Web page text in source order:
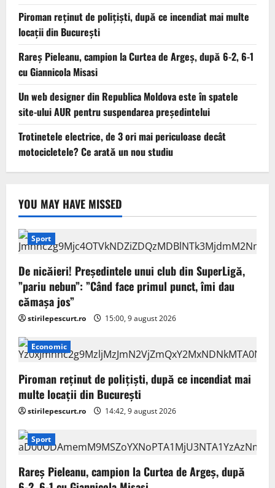
Piroman reţinut de poliţişti, după ce incendiat mai multe
locaţii din București
Rareș Pieleanu, campion la Curtea de Argeș, după 6-2, 6-1
cu Giannicola Misasi
Un web designer din Republica Moldova este în spatele
site-ului AUR pentru suspendarea președintelui
Trotinetele electrice, de 3 ori mai periculoase decât
motocicletele? Ce arată un nou studiu
YOU MAY HAVE MISSED
Sport
De nicăieri! Președintele unui club din SuperLigă,
”pariu nebun”: ”Când face primul punct, îmi dau
cămașa jos”
stirilepescurt.ro 15:00, 9 august 2026
Economic
Piroman reţinut de poliţişti, după ce incendiat mai
multe locaţii din București
stirilepescurt.ro 14:42, 9 august 2026
Sport
Rareș Pieleanu, campion la Curtea de Argeș, după